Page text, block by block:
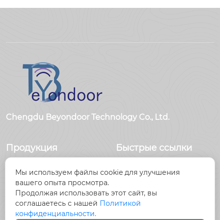
Chengdu Beyondoor Technology Co., Ltd.
Продукция
Антенны
Радиочастотный
разъем
Радиочастотный
Быстрые ссылки
Продукция
О Hас
Мы используем файлы cookie для улучшения
вашего опыта просмотра.
Продолжая использовать этот сайт, вы
соглашаетесь с нашей Политикой
конфиденциальности.